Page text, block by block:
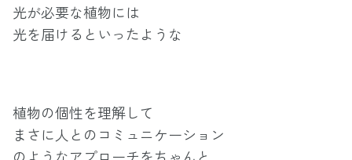
光が必要な植物には
光を届けるといったような
植物の個性を理解して
まさに人とのコミュニケーション